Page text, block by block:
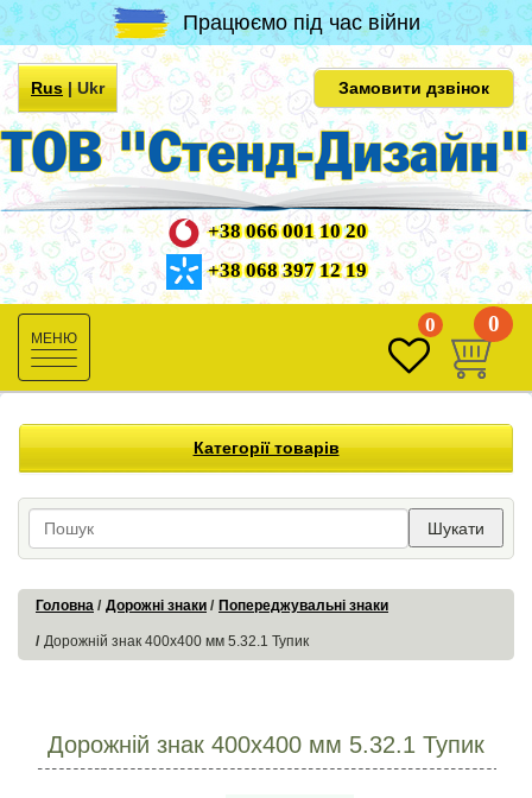
Працюємо під час війни
Rus|Ukr Замовити дзвінок
+38 066 001 10 20
+38 068 397 12 19
Toggle
navigation
0 0
Категорії товарів
Шукати
Головна Дорожні знаки Попереджувальні знаки
Дорожній знак 400х400 мм 5.32.1 Тупик
Дорожній знак 400х400 мм 5.32.1 Тупик